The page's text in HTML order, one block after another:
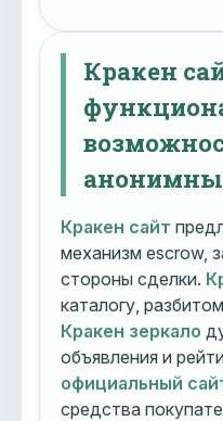
Кракен
Кракен сайт
механизм escrow,
стороны сделки.
каталогу,
Кракен зеркало
объявления и
официальный
средства